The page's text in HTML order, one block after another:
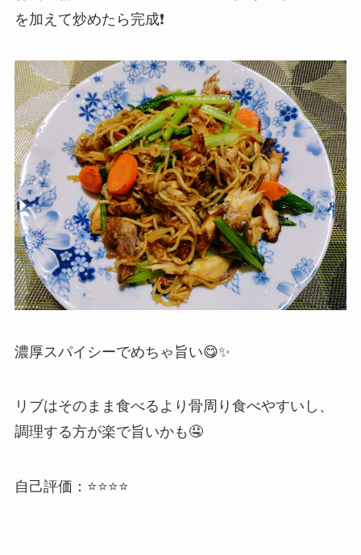
を加えて炒めたら完成❗️
濃厚スパイシーでめちゃ旨い😋✨
リブはそのまま食べるより骨周り食べやすいし、
調理する方が楽で旨いかも🤤
自己評価：⭐️⭐️⭐️⭐️